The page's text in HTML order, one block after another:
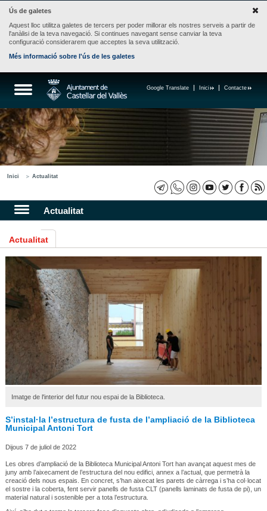
Ús de galetes
Aquest lloc utilitza galetes de tercers per poder millorar els nostres serveis a partir de
l'anàlisi de la teva navegació. Si continues navegant sense canviar la teva
configuració considerarem que acceptes la seva utilització.
Més informació sobre l'ús de les galetes
Contacte
Inici
Google Translate
Inici Actualitat
Actualitat
Actualitat
Imatge de l'interior del futur nou espai de la Biblioteca.
S’instal·la l’estructura de fusta de l’ampliació de la Biblioteca
Municipal Antoni Tort
Dijous 7 de juliol de 2022
Les obres d’ampliació de la Biblioteca Municipal Antoni Tort han avançat aquest mes de
juny amb l’aixecament de l’estructura del nou edifici, annex a l’actual, que permetrà la
creació dels nous espais. En concret, s’han aixecat les parets de càrrega i s’ha col·locat
el sostre i la coberta, fent servir panells de fusta CLT (panells laminats de fusta de pi), un
material natural i sostenible per a tota l’estructura.